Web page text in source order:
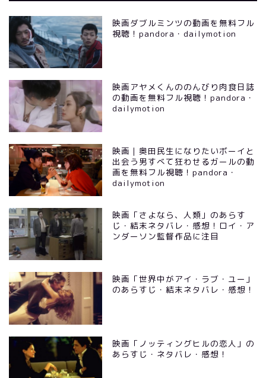
映画ダブルミンツの動画を無料フル
視聴！pandora・dailymotion
映画アヤメくんののんびり肉食日誌
の動画を無料フル視聴！pandora・
dailymotion
映画｜奥田民生になりたいボーイと
出会う男すべて狂わせるガールの動
画を無料フル視聴！pandora・
dailymotion
映画「さよなら、人類」のあらす
じ・結末ネタバレ・感想！ロイ・ア
ンダーソン監督作品に注目
映画「世界中がアイ・ラブ・ユー」
のあらすじ・結末ネタバレ・感想！
映画「ノッティングヒルの恋人」の
あらすじ・ネタバレ・感想！